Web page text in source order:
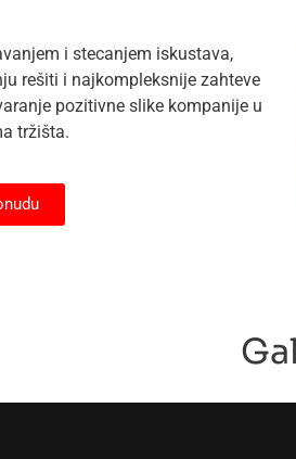
i stecanjem iskustava,
rešiti i najkompleksnije zahteve
pozitivne slike kompanije u
tržišta.